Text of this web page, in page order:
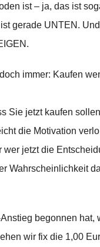
ist – ja, das ist
gerade UNTEN.
immer: Kaufen
Sie jetzt kaufen
die Motivation
wer jetzt die
Wahrscheinlichkeit
begonnen hat,
wir fix die 1,00